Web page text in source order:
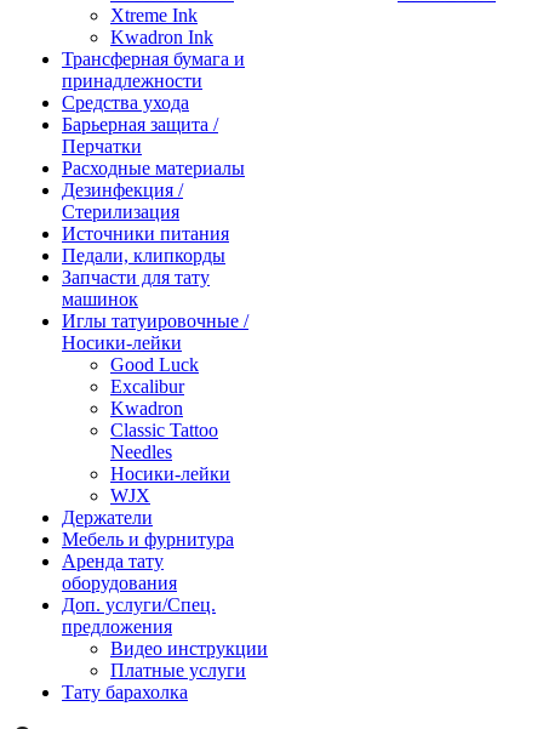
Xtreme Ink
Kwadron Ink
Трансферная бумага и
принадлежности
Средства ухода
Барьерная защита /
Перчатки
Расходные материалы
Дезинфекция /
Стерилизация
Источники питания
Педали, клипкорды
Запчасти для тату
машинок
Иглы татуировочные /
Носики-лейки
Good Luck
Excalibur
Kwadron
Classic Tattoo
Needles
Носики-лейки
WJX
Держатели
Мебель и фурнитура
Аренда тату
оборудования
Доп. услуги/Спец.
предложения
Видео инструкции
Платные услуги
Тату барахолка